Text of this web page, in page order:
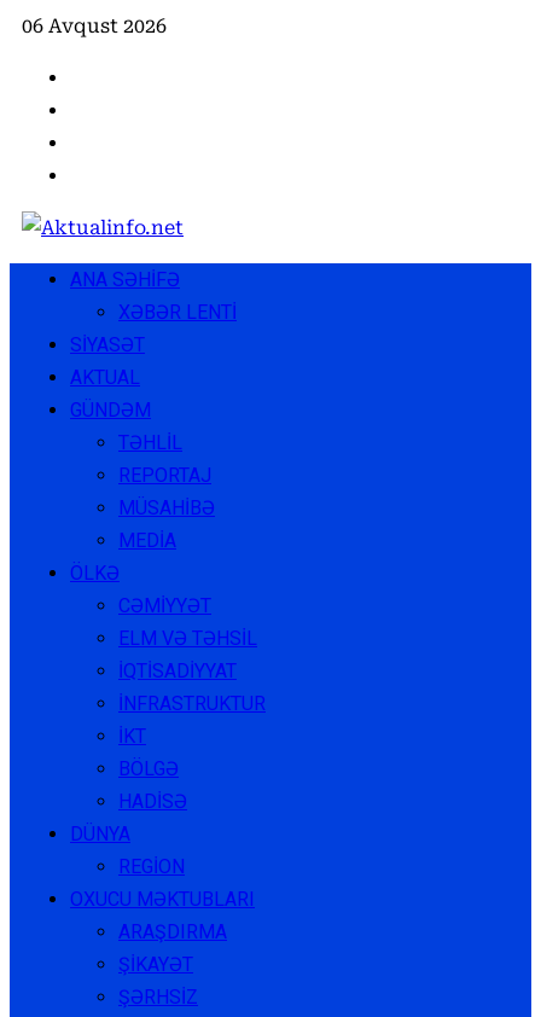
Skip
06 Avqust 2026
PrimaryANA SƏHİFƏ
XƏBƏR LENTİ
SİYASƏT
AKTUAL
GÜNDƏM
TƏHLİL
REPORTAJ
MÜSAHİBƏ
MEDİA
ÖLKƏ
CƏMİYYƏT
ELM VƏ TƏHSİL
İQTİSADİYYAT
İNFRASTRUKTUR
İKT
BÖLGƏ
HADİSƏ
DÜNYA
REGİON
OXUCU MƏKTUBLARI
ARAŞDIRMA
ŞİKAYƏT
ŞƏRHSİZ